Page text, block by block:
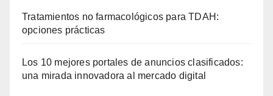
Tratamientos no farmacológicos para TDAH:
opciones prácticas
Los 10 mejores portales de anuncios clasificados:
una mirada innovadora al mercado digital